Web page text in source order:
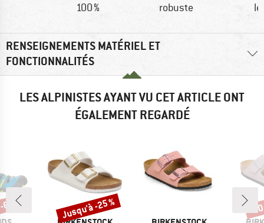
100 %
robuste
RENSEIGNEMENTS MATÉRIEL ET
FONCTIONNALITÉS
LES ALPINISTES AYANT VU CET ARTICLE ONT
ÉGALEMENT REGARDÉ
% Remise
Jusqu'à -25 % -